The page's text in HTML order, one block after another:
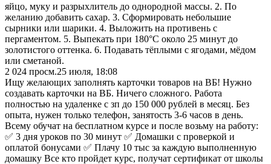
яйцо, муку и разрыхлитель до однородной массы. 2. По
желанию добавить сахар. 3. Сформировать небольшие
сырники или шарики. 4. Выложить на противень с
пергаментом. 5. Выпекать при 180°C около 25 минут до
золотистого оттенка. 6. Подавать тёплыми с ягодами, мёдом
или сметаной.
2 024 просм.25 июля, 18:08
Ищу желающих заполнять карточки товаров на ВБ! Нужно
создавать карточки на ВБ. Ничего сложного. Работа
полностью на удаленке с зп до 150 000 рублей в месяц. Без
опыта, нужен только телефон, занятость 3-6 часов в день.
Всему обучат на бесплатном курсе и после возьму на работу:
✅ 3 дня уроков по 30 минут ✅ Домашки с проверкой и
оплатой бонусами ✅ Плачу 10 тыс за каждую выполненную
домашку Все кто пройдет курс, получат сертификат от школы